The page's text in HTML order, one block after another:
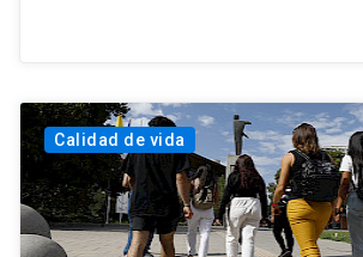
Calidad de vida